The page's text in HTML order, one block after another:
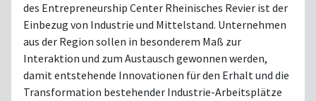
des Entrepreneurship Center Rheinisches Revier ist der
Einbezug von Industrie und Mittelstand. Unternehmen
aus der Region sollen in besonderem Maß zur
Interaktion und zum Austausch gewonnen werden,
damit entstehende Innovationen für den Erhalt und die
Transformation bestehender Industrie-Arbeitsplätze